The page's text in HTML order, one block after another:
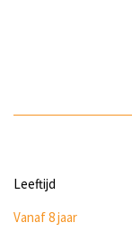
Leeftijd
Vanaf 8 jaar